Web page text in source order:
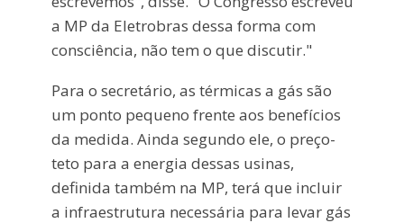
a MP da Eletrobras dessa forma com
consciência, não tem o que discutir."
Para o secretário, as térmicas a gás são
um ponto pequeno frente aos benefícios
da medida. Ainda segundo ele, o preço-
teto para a energia dessas usinas,
definida também na MP, terá que incluir
a infraestrutura necessária para levar gás